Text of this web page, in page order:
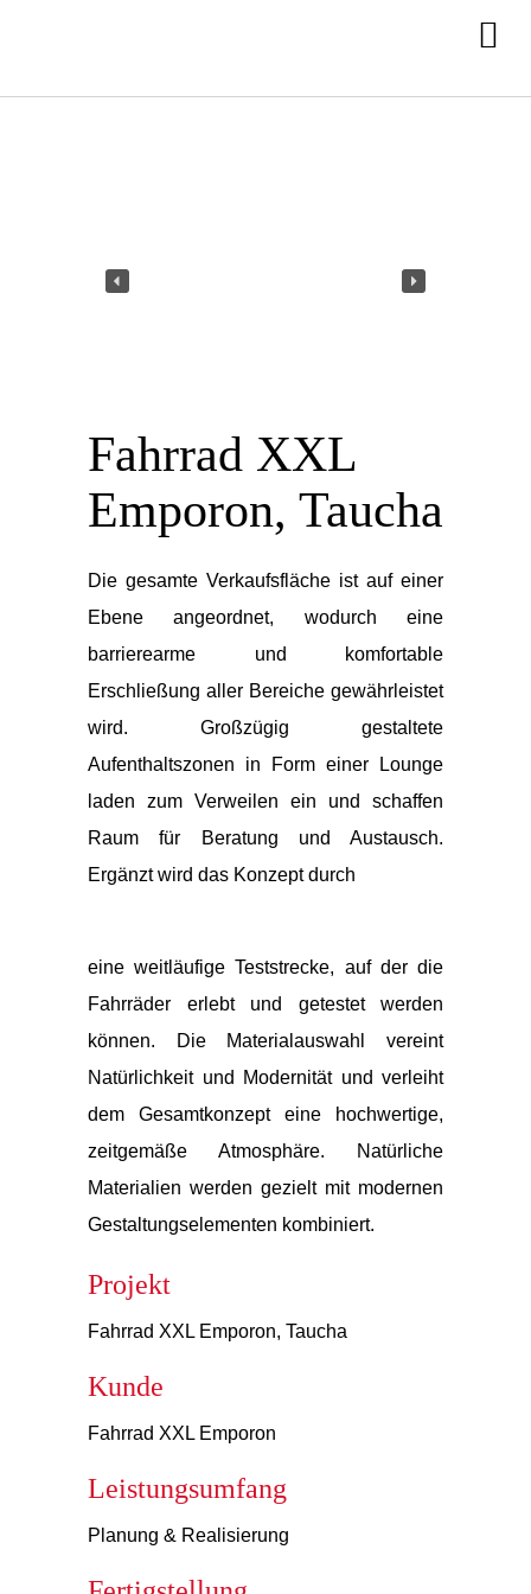
Fahrrad XXL
Emporon, Taucha
Die gesamte Verkaufsfläche ist auf einer
Ebene angeordnet, wodurch eine
barrierearme und komfortable
Erschließung aller Bereiche gewährleistet
wird. Großzügig gestaltete
Aufenthaltszonen in Form einer Lounge
laden zum Verweilen ein und schaffen
Raum für Beratung und Austausch.
Ergänzt wird das Konzept durch
eine weitläufige Teststrecke, auf der die
Fahrräder erlebt und getestet werden
können. Die Materialauswahl vereint
Natürlichkeit und Modernität und verleiht
dem Gesamtkonzept eine hochwertige,
zeitgemäße Atmosphäre. Natürliche
Materialien werden gezielt mit modernen
Gestaltungselementen kombiniert.
Projekt
Fahrrad XXL Emporon, Taucha
Kunde
Fahrrad XXL Emporon
Leistungsumfang
Planung & Realisierung